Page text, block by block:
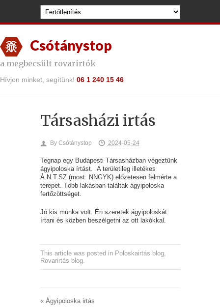
Csótánystop
a megbecsült rovarirtók
Hívjon minket, segítünk! 06 1 240 15 46
Társasházi irtás
By Csótánystop 2024-05-24
Tegnap egy Budapesti Társasházban végeztünk
ágyipoloska írtást. A területileg illetékes
Á.N.T.SZ (most: NNGYK) előzetesen felmérte a
terepet. Több lakásban találtak ágyipoloska
fertőzöttséget.
Jó kis munka volt. Én szeretek ágyipoloskát
írtani és közben beszélgetni az ott lakókkal.
This article was posted in Poloskairtás blog,
Rovarirtás blog.
«Ágyipoloska irtás